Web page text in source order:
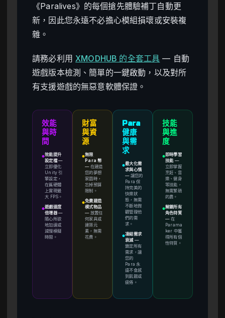
《Paralives》的每個搶先體驗補丁自動更
新，因此您永遠不必擔心模組損壞或安裝複
雜。
請務必利用 XMODHUB 的全套工具 — 自動
遊戲版本檢測、簡單的一鍵啟動，以及對所
有支援遊戲的無惡意軟體保證。
效能
與時
間
●效能提升
設定檔—
立即優化
Unity 引
擎設定，
在舊硬體
上實現最
大 FPS。
●遊戲速度
倍增器—
隨心所欲
地加速或
減慢模擬
時間。
財富
與資
源
●無限
Para 幣
— 在建造
您的夢想
家園時，
忘掉預算
限制。
●免費建造
模式物品
— 放置任
何家具或
建築元
素，無需
花費。
Para
健康
與需
求
●最大化需
求與心情
— 讓您的
Para 保
持完美的
快樂狀
態，無需
不斷地微
觀管理他
們的需
求。
●凍結需求
衰減—
鎖定所有
需求，讓
您的
Para 永
遠不會感
到飢餓或
疲倦。
技能
與進
度
● 即時學習
技能 —
立即掌握
烹飪、音
樂、健身
等技能，
無需繁瑣
的農。
●解鎖所有
角色特質
— 在
Parama
ker 中獲
得所有個
性特質。